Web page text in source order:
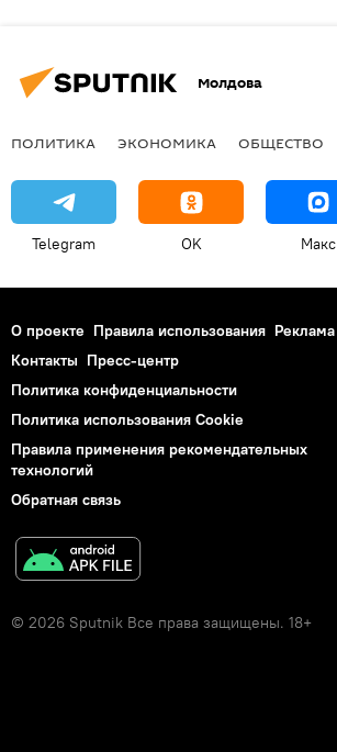
Молдова
ПОЛИТИКА ЭКОНОМИКА ОБЩЕСТВО
Telegram OK Макс
О проекте Правила использования Реклама
Контакты Пресс-центр
Политика конфиденциальности
Политика использования Cookie
Правила применения рекомендательных
технологий
Обратная связь
© 2026 Sputnik Все права защищены. 18+